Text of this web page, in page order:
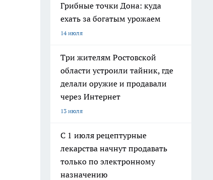
Грибные точки Дона: куда
ехать за богатым урожаем
14 июля
Три жителям Ростовской
области устроили тайник, где
делали оружие и продавали
через Интернет
13 июля
С 1 июля рецептурные
лекарства начнут продавать
только по электронному
назначению